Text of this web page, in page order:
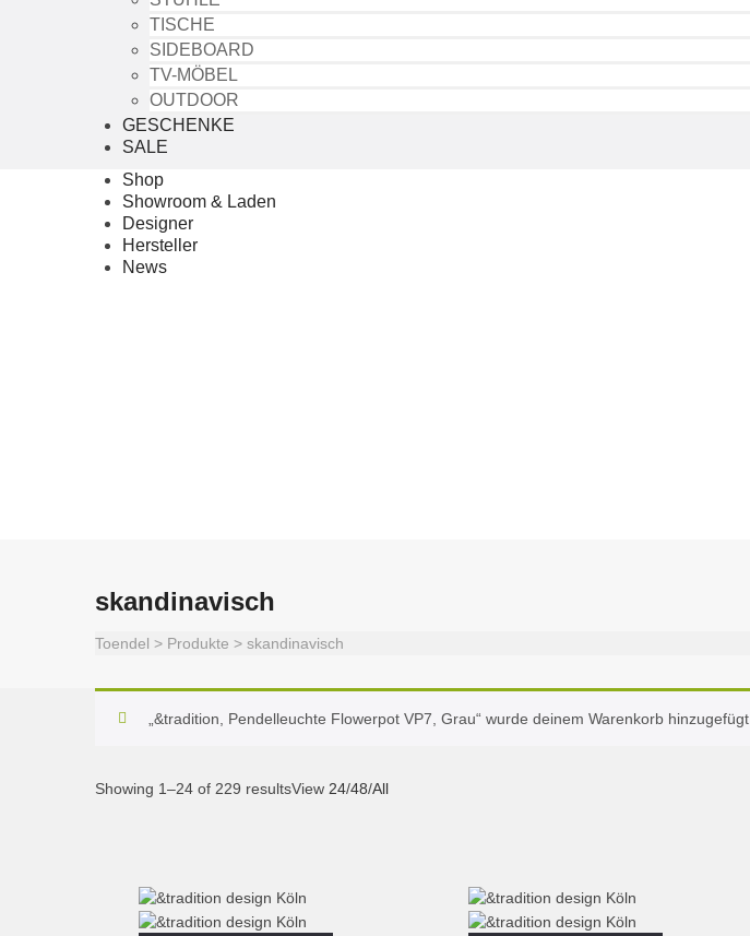
TISCHE
SIDEBOARD
TV-MÖBEL
OUTDOOR
GESCHENKE
SALE
Shop
Showroom & Laden
Designer
Hersteller
News
skandinavisch
Toendel > Produkte > skandinavisch
„&tradition, Pendelleuchte Flowerpot VP7, Grau“ wurde deinem Warenkorb hinzugefügt.
Showing 1–24 of 229 resultsView 24/48/All